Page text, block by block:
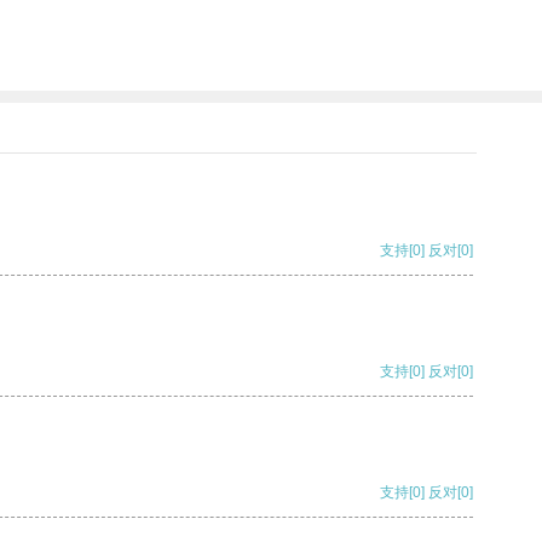
支持[0] 反对[0]
支持[0] 反对[0]
支持[0] 反对[0]